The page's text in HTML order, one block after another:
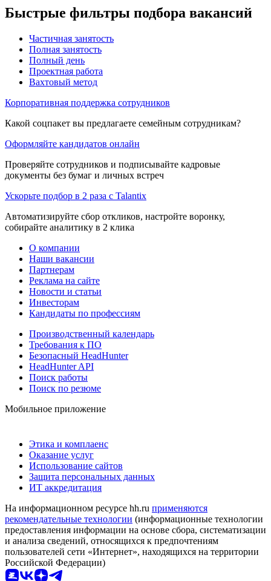
Быстрые фильтры подбора вакансий
Частичная занятость
Полная занятость
Полный день
Проектная работа
Вахтовый метод
Корпоративная поддержка сотрудников
Какой соцпакет вы предлагаете семейным сотрудникам?
Оформляйте кандидатов онлайн
Проверяйте сотрудников и подписывайте кадровые
документы без бумаг и личных встреч
Ускорьте подбор в 2 раза с Talantix
Автоматизируйте сбор откликов, настройте воронку,
собирайте аналитику в 2 клика
О компании
Наши вакансии
Партнерам
Реклама на сайте
Новости и статьи
Инвесторам
Кандидаты по профессиям
Производственный календарь
Требования к ПО
Безопасный HeadHunter
HeadHunter API
Поиск работы
Поиск по резюме
Мобильное приложение
Этика и комплаенс
Оказание услуг
Использование сайтов
Защита персональных данных
ИТ аккредитация
На информационном ресурсе hh.ru применяются
рекомендательные технологии (информационные технологии
предоставления информации на основе сбора, систематизации
и анализа сведений, относящихся к предпочтениям
пользователей сети «Интернет», находящихся на территории
Российской Федерации)